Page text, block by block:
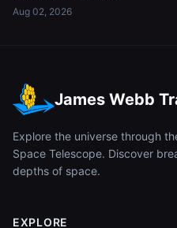
Aug 02, 2026
James Webb
Explore the universe through
Space Telescope. Discover
depths of space.
EXPLORE